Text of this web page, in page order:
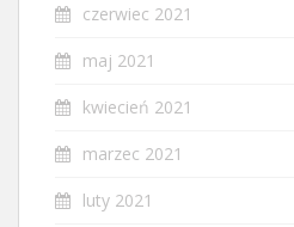
czerwiec 2021
maj 2021
kwiecień 2021
marzec 2021
luty 2021